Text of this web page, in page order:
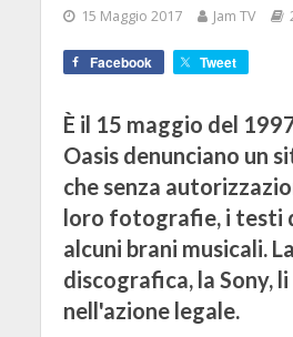
15 Maggio 2017 Jam TV
Facebook Tweet
È il 15 maggio del
Oasis denunciano un
che senza
loro fotografie, i testi
alcuni brani musicali.
discografica, la Sony,
nell'azione legale.